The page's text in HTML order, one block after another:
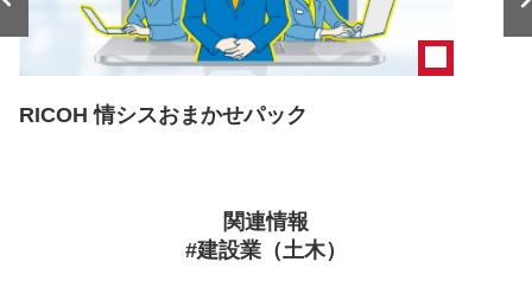
RICOH 情シスおまかせパック
関連情報
#建設業（土木）